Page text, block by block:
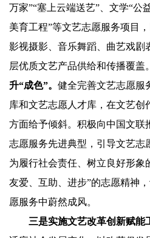
万家”“塞上云端送艺”、文学“公
美育工程”等文艺志愿服务项目
影视摄影、音乐舞蹈、曲艺戏剧
层优质文艺产品供给和传播覆盖。
升“成色”。 健全完善文艺志愿服
库和文艺志愿人才库，在文艺
方面给予倾斜。积极向中国文联
志愿服务先进典型，引导文艺志
为履行社会责任、树立良好形象
友爱、互助、进步”的志愿精神
愿服务中蔚然成风。
三是实施文艺改革创新赋能